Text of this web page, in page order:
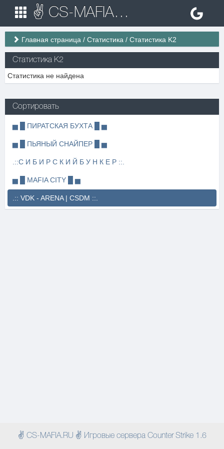
✌ CS-MAFIA.RU ✌ Игровые сервера Counter Strike 1.6
Главная страница / Статистика / Статистика K2
Статистика K2
Статистика не найдена
Сортировать
▅ █ ПИРАТСКАЯ БУХТА █ ▅
▅ █ ПЬЯНЫЙ СНАЙПЕР █ ▅
.::С И Б И Р С К И Й Б У Н К Е Р ::.
▅ █ MAFIA CITY █ ▅
.:: VDK - ARENA | CSDM ::.
✌ CS-MAFIA.RU ✌ Игровые сервера Counter Strike 1.6